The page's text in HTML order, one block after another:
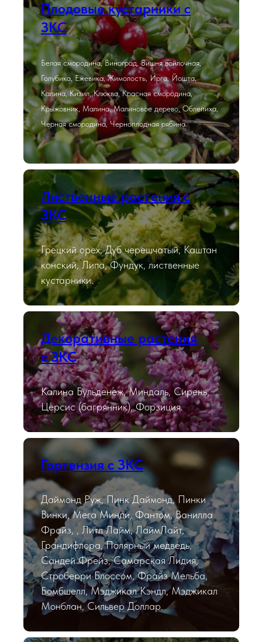
Плодовые кустарники с
ЗКС
Белая смородина, Виноград, Вишня войлочная,
Голубика, Ежевика, Жимолость, Ирга, Йошта,
Калина, Кизил, Клюква, Красная смородина,
Крыжовник, Малина, Малиновое дерево, Облепиха,
Черная смородина, Черноплодная рябина.
Лиственные растения с
ЗКС
Грецкий орех, Дуб черешчатый, Каштан
конский, Липа, Фундук, лиственные
кустарники.
Декоративные растения
с ЗКС
Калина Бульденеж, Миндаль, Сирень,
Церсис (багрянник), Форзиция.
Гортензия с ЗКС
Даймонд Руж, Пинк Даймонд, Пинки
Винки, Мега Минди, Фантом, Ванилла
Фрайз, , Литл Лайм, ЛаймЛайт,
Грандифлора, Полярный медведь,
Сандей Фрейз, Самарская Лидия,
Строберри Блоссом, Фрайз Мельба,
Бомбшелл, Мэджикал Кэндл, Мэджикал
Монблан, Сильвер Доллар.